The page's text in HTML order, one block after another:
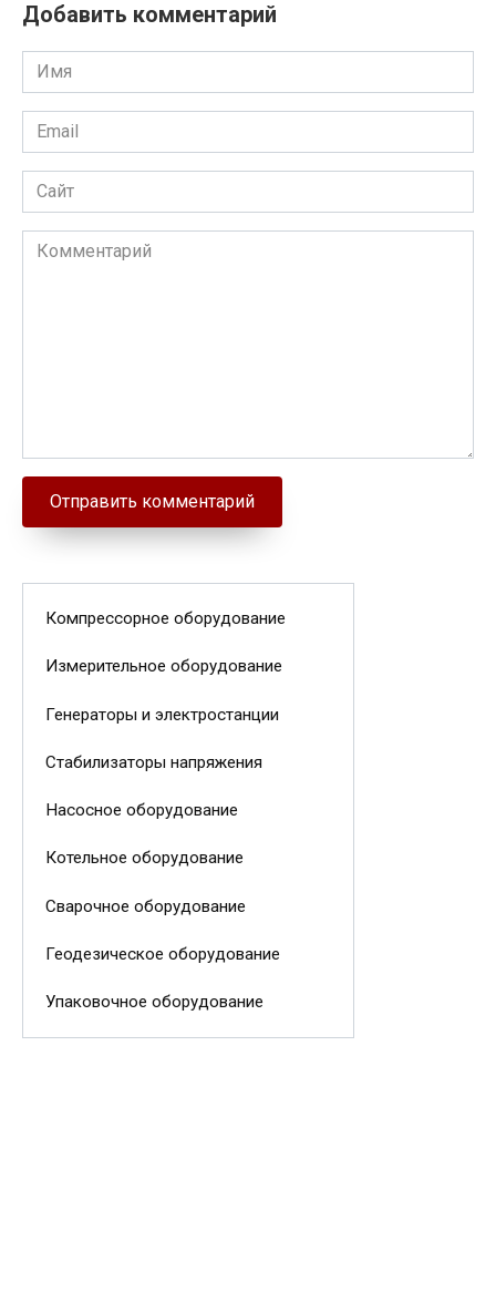
Добавить комментарий
Имя
Email
Сайт
Комментарий
Компрессорное оборудование
Измерительное оборудование
Генераторы и электростанции
Стабилизаторы напряжения
Насосное оборудование
Котельное оборудование
Сварочное оборудование
Геодезическое оборудование
Упаковочное оборудование